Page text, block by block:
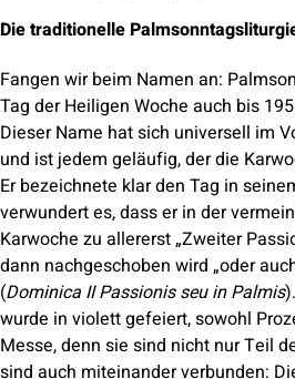
Die traditionelle
Fangen wir beim Namen an:
Tag der Heiligen Woche auch bis
Dieser Name hat sich universell im
und ist jedem geläufig, der die
Er bezeichnete klar den Tag in
verwundert es, dass er in der
Karwoche zu allererst „Zweiter
dann nachgeschoben wird „oder
(Dominica II Passionis seu in Palmis
wurde in violett gefeiert, sowohl
Messe, denn sie sind nicht nur Teil
sind auch miteinander verbunden: